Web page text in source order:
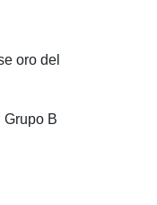
oro del
B